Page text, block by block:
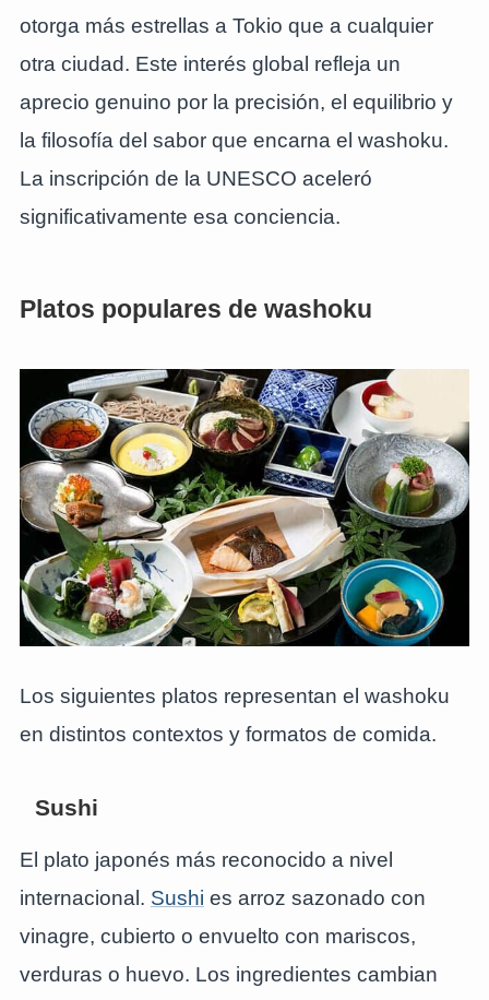
otorga más estrellas a Tokio que a cualquier
otra ciudad. Este interés global refleja un
aprecio genuino por la precisión, el equilibrio y
la filosofía del sabor que encarna el washoku.
La inscripción de la UNESCO aceleró
significativamente esa conciencia.
Platos populares de washoku
Los siguientes platos representan el washoku
en distintos contextos y formatos de comida.
Sushi
El plato japonés más reconocido a nivel
internacional. Sushi es arroz sazonado con
vinagre, cubierto o envuelto con mariscos,
verduras o huevo. Los ingredientes cambian